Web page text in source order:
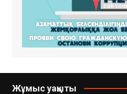
Жұмыс уақыты